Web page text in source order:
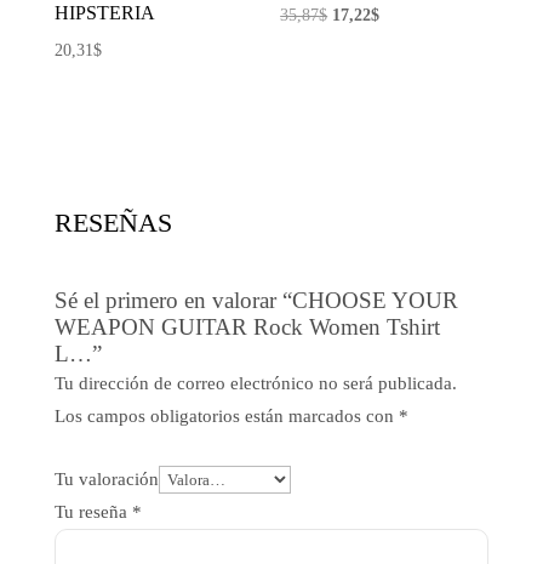
HIPSTERIA
20,31 $
35,87$ El
17,22$El
RESEÑAS
Sé el primero en valorar “CHOOSE YOUR
WEAPON GUITAR Rock Women Tshirt
L…”
Tu dirección de correo electrónico no será publicada.
Los campos obligatorios están marcados con *
Tu valoración
Tu reseña *